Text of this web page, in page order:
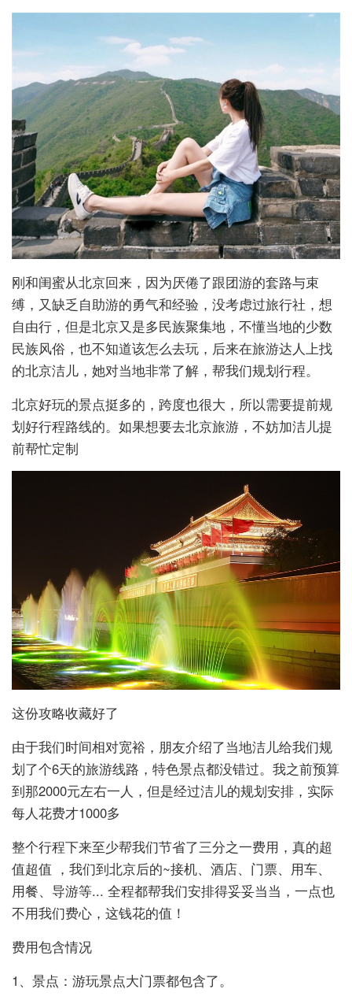
刚和闺蜜从北京回来，因为厌倦了跟团游的套路与束
缚，又缺乏自助游的勇气和经验，没考虑过旅行社，想
自由行，但是北京又是多民族聚集地，不懂当地的少数
民族风俗，也不知道该怎么去玩，后来在旅游达人上找
的北京洁儿，她对当地非常了解，帮我们规划行程。
北京好玩的景点挺多的，跨度也很大，所以需要提前规
划好行程路线的。如果想要去北京旅游，不妨加洁儿提
前帮忙定制
这份攻略收藏好了
由于我们时间相对宽裕，朋友介绍了当地洁儿给我们规
划了个6天的旅游线路，特色景点都没错过。我之前预算
到那2000元左右一人，但是经过洁儿的规划安排，实际
每人花费才1000多
整个行程下来至少帮我们节省了三分之一费用，真的超
值超值 ，我们到北京后的~接机、酒店、门票、用车、
用餐、导游等... 全程都帮我们安排得妥妥当当，一点也
不用我们费心，这钱花的值！
费用包含情况
1、景点：游玩景点大门票都包含了。